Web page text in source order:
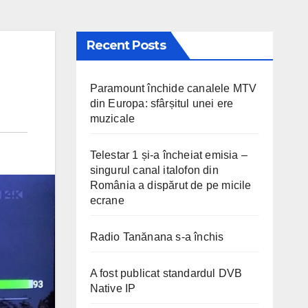
Recent Posts
Paramount închide canalele MTV
din Europa: sfârșitul unei ere
muzicale
Telestar 1 și-a încheiat emisia –
singurul canal italofon din
România a dispărut de pe micile
ecrane
Radio Tanănana s-a închis
A fost publicat standardul DVB
Native IP